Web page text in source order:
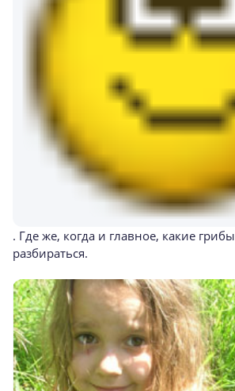
. Где же, когда и главное, какие
разбираться.